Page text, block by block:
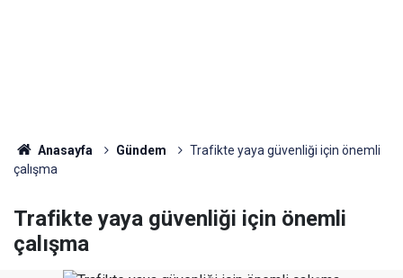
Anasayfa Gündem
Trafikte yaya güvenliği için önemli
çalışma
Trafikte yaya güvenliği için önemli
çalışma